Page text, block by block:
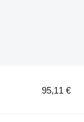
95,11 €